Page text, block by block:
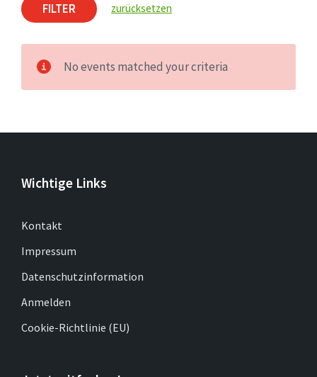
FILTER zurücksetzen
No events matched your criteria
Wichtige Links
Kontakt
Impressum
Datenschutzinformation
Anmelden
Cookie-Richtlinie (EU)